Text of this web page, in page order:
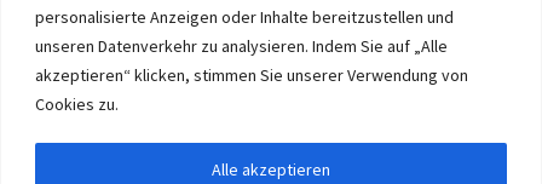
personalisierte Anzeigen oder Inhalte bereitzustellen und
unseren Datenverkehr zu analysieren. Indem Sie auf „Alle
akzeptieren“ klicken, stimmen Sie unserer Verwendung von
Cookies zu.
Alle akzeptieren
© 2026 Eruon Trade UG, Germany, member of the ERUON